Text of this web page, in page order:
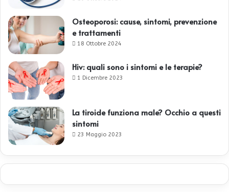
Osteoporosi: cause, sintomi, prevenzione
e trattamenti
18 Ottobre 2024
Hiv: quali sono i sintomi e le terapie?
1 Dicembre 2023
La tiroide funziona male? Occhio a questi
sintomi
23 Maggio 2023